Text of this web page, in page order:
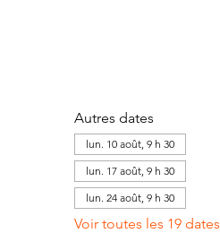
Autres dates
lun. 10 août, 9 h 30
lun. 17 août, 9 h 30
lun. 24 août, 9 h 30
Voir toutes les 19 dates